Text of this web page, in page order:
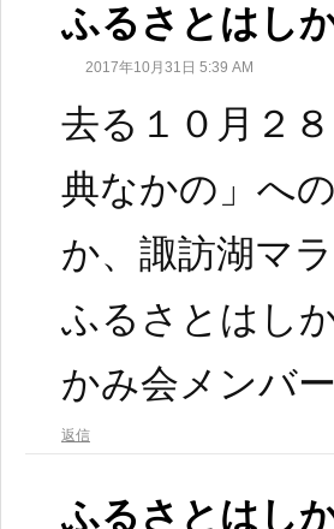
ふるさとはし
2017年10月31日 5:39 AM
去る１０月２
典なかの」へ
か、諏訪湖マ
ふるさとはし
かみ会メンバ
返信
ふるさとはし